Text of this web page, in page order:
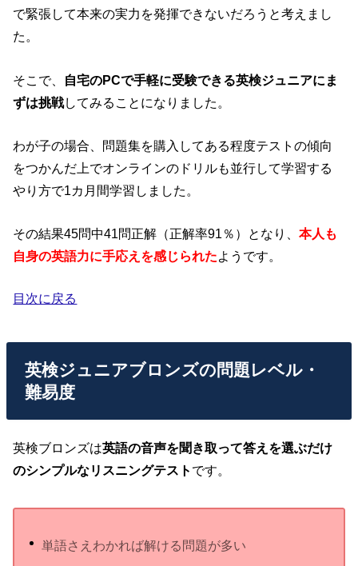
で緊張して本来の実力を発揮できないだろうと考えまし
た。
そこで、 自宅のPCで手軽に受験できる英検ジュニアにま
ずは挑戦してみることになりました。
わが子の場合、問題集を購入してある程度テストの傾向
をつかんだ上でオンラインのドリルも並行して学習する
やり方で1カ月間学習しました。
その結果45問中41問正解（正解率91％）となり、本人も
自身の英語力に手応えを感じられたようです。
目次に戻る
英検ジュニアブロンズの問題レベル・
難易度
英検ブロンズは英語の音声を聞き取って答えを選ぶだけ
のシンプルなリスニングテスト です。
単語さえわかれば解ける問題が多い